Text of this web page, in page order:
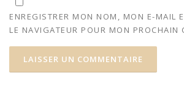
ENREGISTRER MON NOM, MON E-MAIL
LE NAVIGATEUR POUR MON PROCHAIN